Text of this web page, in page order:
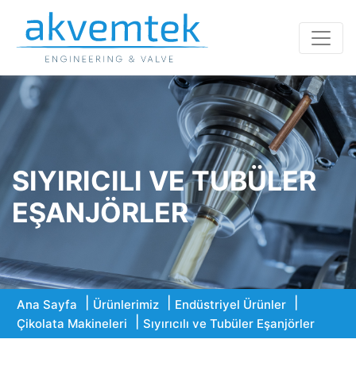
SIYIRICILI VE TUBÜLER
EŞANJÖRLER
Ana Sayfa Ürünlerimiz
Endüstriyel Ürünler
Çikolata Makineleri
Sıyırıcılı ve Tubüler Eşanjörler